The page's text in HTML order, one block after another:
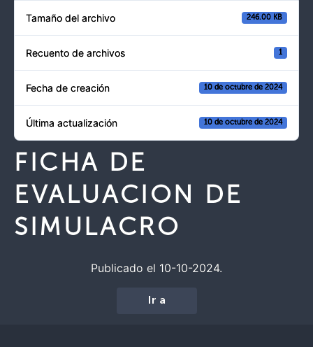
Tamaño del archivo 246.00 KB
Recuento de archivos 1
Fecha de creación 10 de octubre de 2024
Última actualización 10 de octubre de 2024
FICHA DE
EVALUACION DE
SIMULACRO
Publicado el 10-10-2024.
Ir a